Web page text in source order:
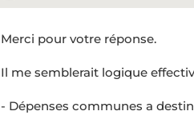
Merci pour votre réponse.
Il me semblerait logique
- Dépenses communes a